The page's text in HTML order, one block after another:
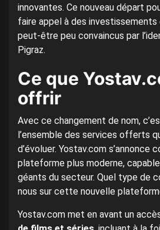
innovantes. Ce nouveau départ
faire appel à des
peut-être peu convaincus par
Pigraz.
Ce que
offrir
Avec ce changement de nom,
l’ensemble des services offerts
d’évoluer. Yostav.com s’annonce
plateforme plus moderne,
géants du secteur. Quel type de
nous sur cette nouvelle
Yostav.com met en avant un